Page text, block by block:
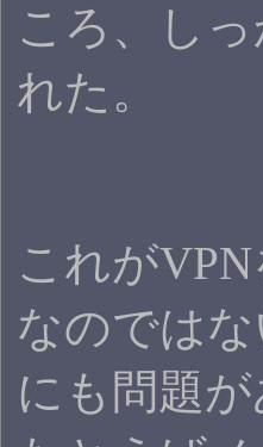
ころ、し
れた。
これが
なのでは
にも問題が